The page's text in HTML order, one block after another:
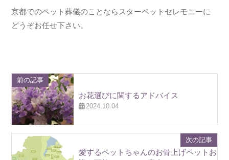
京都でのペット葬儀のことならスターペットセレモニーに
どうぞお任せ下さい。
前の記事
お花選びに関するアドバイス
2024.10.04
次の記事
愛するペットちゃんのお骨上げペットお